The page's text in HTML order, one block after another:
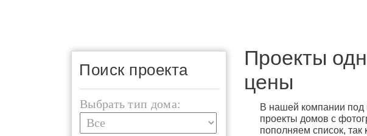
Поиск проекта
Выбрать тип дома:
Проекты
цены
В нашей компании под
проекты домов с
пополняем список,